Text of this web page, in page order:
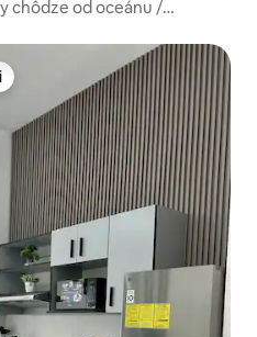
chôdze od oceánu /